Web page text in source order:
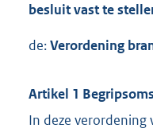
besluit vast te
de:Verordening
Artikel 1
In deze